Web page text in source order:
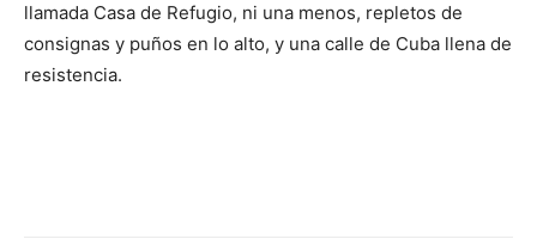
llamada Casa de Refugio, ni una menos, repletos de
consignas y puños en lo alto, y una calle de Cuba llena de
resistencia.